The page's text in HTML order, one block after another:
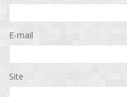
E-mail
Site